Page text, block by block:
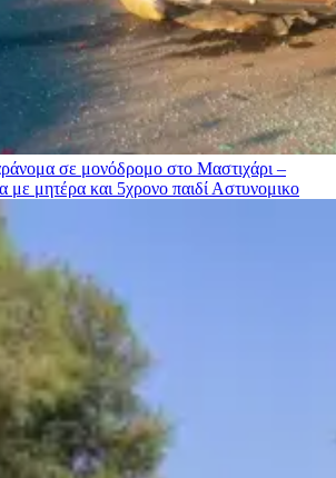
σε μονόδρομο στο Μαστιχάρι –
με μητέρα και 5χρονο παιδί Αστυνομικο